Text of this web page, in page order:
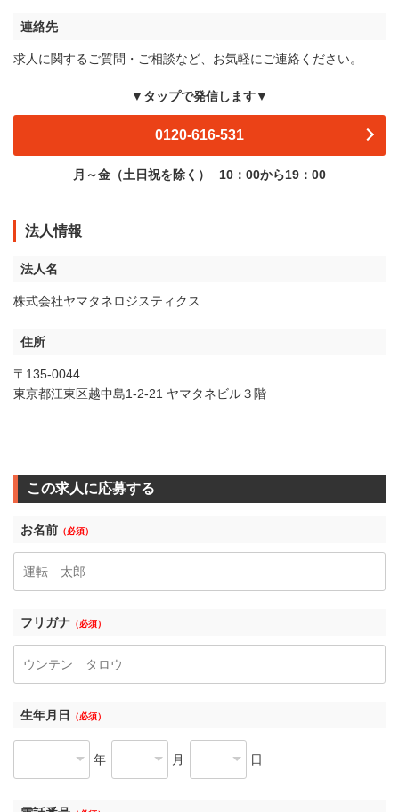
連絡先
求人に関するご質問・ご相談など、お気軽にご連絡ください。
▼タップで発信します▼
0120-616-531
月～金（土日祝を除く） 10：00から19：00
法人情報
法人名
株式会社ヤマタネロジスティクス
住所
〒135-0044
東京都江東区越中島1-2-21 ヤマタネビル３階
この求人に応募する
お名前 （必須）
フリガナ （必須）
生年月日 （必須）
年 月 日